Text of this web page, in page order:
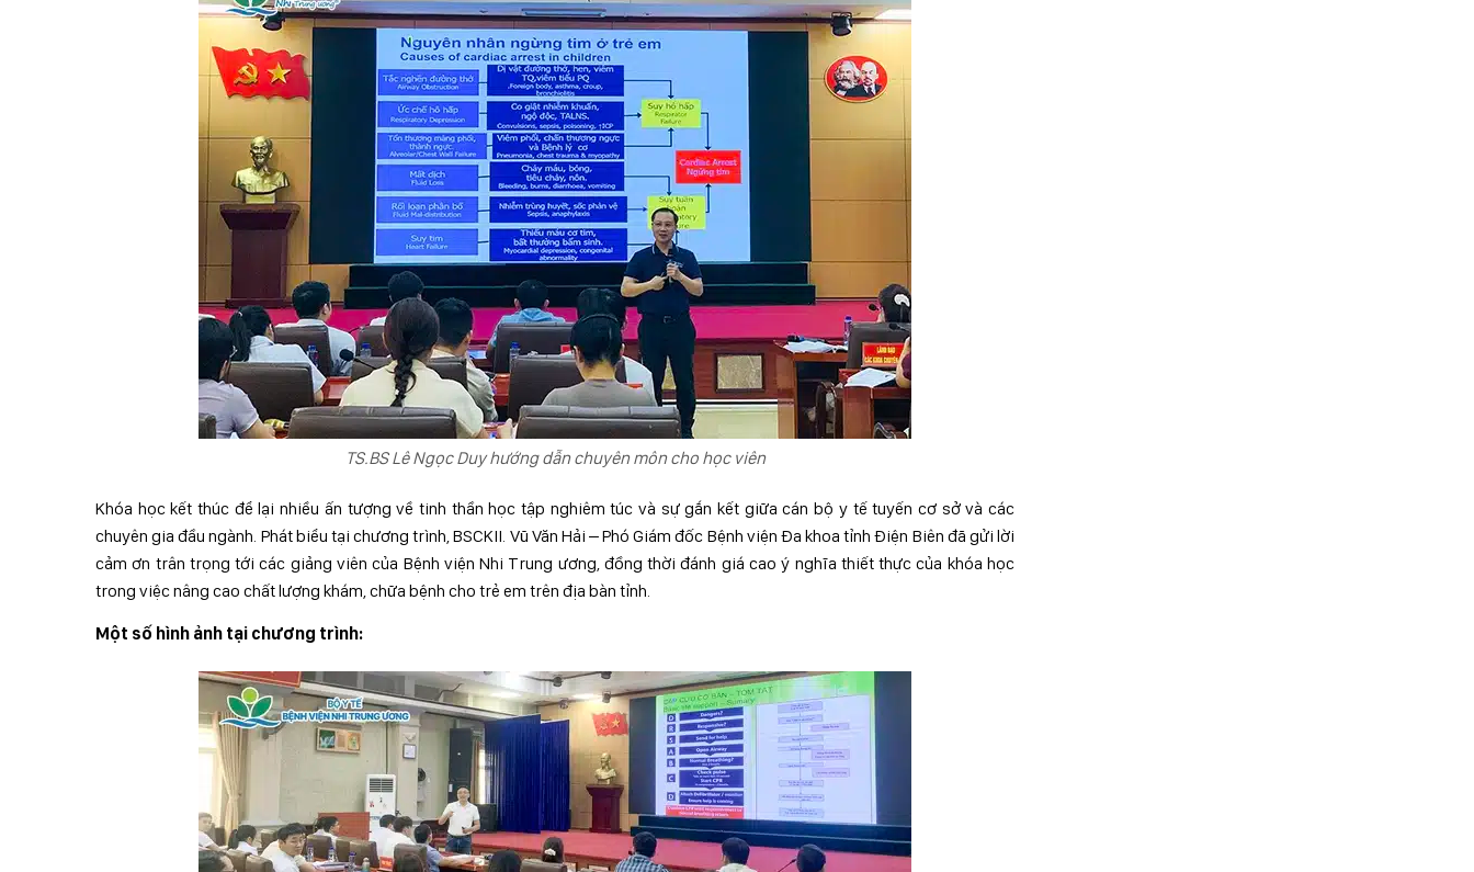
TS.BS Lê Ngọc Duy hướng dẫn chuyên môn cho học viên
Khóa học kết thúc để lại nhiều ấn tượng về tinh thần học tập nghiêm túc và sự gắn kết giữa cán bộ y tế tuyến cơ sở và các
chuyên gia đầu ngành. Phát biểu tại chương trình, BSCKII. Vũ Văn Hải – Phó Giám đốc Bệnh viện Đa khoa tỉnh Điện Biên đã gửi lời
cảm ơn trân trọng tới các giảng viên của Bệnh viện Nhi Trung ương, đồng thời đánh giá cao ý nghĩa thiết thực của khóa học
trong việc nâng cao chất lượng khám, chữa bệnh cho trẻ em trên địa bàn tỉnh.
Một số hình ảnh tại chương trình: